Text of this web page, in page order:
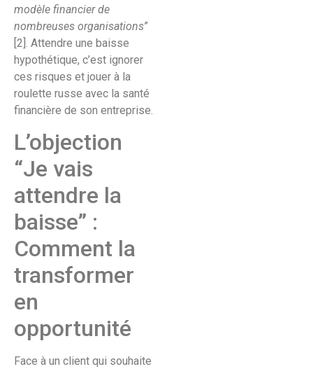
modèle financier de
nombreuses organisations”
[2]. Attendre une baisse
hypothétique, c’est ignorer
ces risques et jouer à la
roulette russe avec la santé
financière de son entreprise.
L’objection
“Je vais
attendre la
baisse” :
Comment la
transformer
en
opportunité
Face à un client qui souhaite